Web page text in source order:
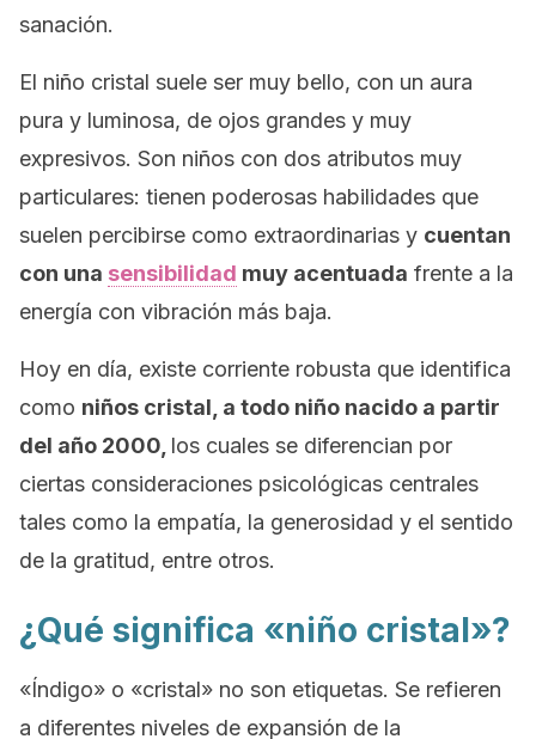
sanación.
El niño cristal suele ser muy bello, con un aura
pura y luminosa, de ojos grandes y muy
expresivos. Son niños con dos atributos muy
particulares: tienen poderosas habilidades que
suelen percibirse como extraordinarias y cuentan
con una sensibilidad muy acentuada frente a la
energía con vibración más baja.
Hoy en día, existe corriente robusta que identifica
como niños cristal, a todo niño nacido a partir
del año 2000, los cuales se diferencian por
ciertas consideraciones psicológicas centrales
tales como la empatía, la generosidad y el sentido
de la gratitud, entre otros.
¿Qué significa «niño cristal»?
«Índigo» o «cristal» no son etiquetas. Se refieren
a diferentes niveles de expansión de la